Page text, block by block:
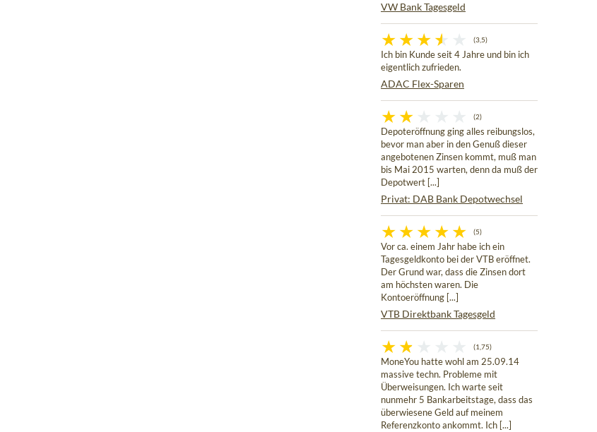
VW Bank Tagesgeld
(3,5)
Ich bin Kunde seit 4 Jahre und bin ich
eigentlich zufrieden.
ADAC Flex-Sparen
(2)
Depoteröffnung ging alles reibungslos,
bevor man aber in den Genuß dieser
angebotenen Zinsen kommt, muß man
bis Mai 2015 warten, denn da muß der
Depotwert [...]
Privat: DAB Bank Depotwechsel
(5)
Vor ca. einem Jahr habe ich ein
Tagesgeldkonto bei der VTB eröffnet.
Der Grund war, dass die Zinsen dort
am höchsten waren. Die
Kontoeröffnung [...]
VTB Direktbank Tagesgeld
(1,75)
MoneYou hatte wohl am 25.09.14
massive techn. Probleme mit
Überweisungen. Ich warte seit
nunmehr 5 Bankarbeitstage, dass das
überwiesene Geld auf meinem
Referenzkonto ankommt. Ich [...]